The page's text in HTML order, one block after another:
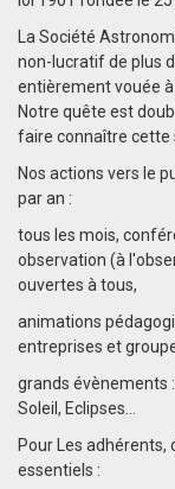
La Société
non-lucratif de plus
entièrement vouée
Notre quête est
faire connaître cette
Nos actions vers le
par an :
tous les mois,
observation (à
ouvertes à tous,
animations
entreprises et
grands évènements
Soleil, Eclipses…
Pour Les adhérents,
essentiels :